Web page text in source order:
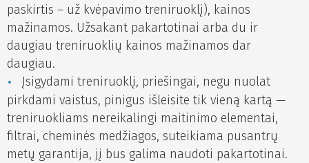
paskirtis – už kvėpavimo treniruoklį), kainos
mažinamos. Užsakant pakartotinai arba du ir
daugiau treniruoklių kainos mažinamos dar
daugiau.
Įsigydami treniruoklį, priešingai, negu nuolat
pirkdami vaistus, pinigus išleisite tik vieną kartą —
treniruokliams nereikalingi maitinimo elementai,
filtrai, cheminės medžiagos, suteikiama pusantrų
metų garantija, jį bus galima naudoti pakartotinai.